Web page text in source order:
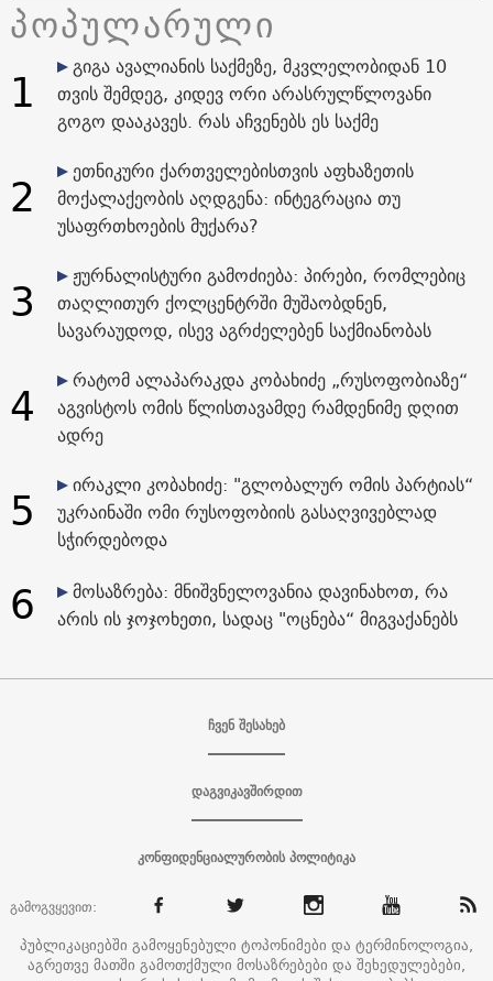
პოპულარული
1
გიგა ავალიანის საქმეზე, მკვლელობიდან 10
თვის შემდეგ, კიდევ ორი არასრულწლოვანი
გოგო დააკავეს. რას აჩვენებს ეს საქმე
2
ეთნიკური ქართველებისთვის აფხაზეთის
მოქალაქეობის აღდგენა: ინტეგრაცია თუ
უსაფრთხოების მუქარა?
3
ჟურნალისტური გამოძიება: პირები, რომლებიც
თაღლითურ ქოლცენტრში მუშაობდნენ,
სავარაუდოდ, ისევ აგრძელებენ საქმიანობას
4
რატომ ალაპარაკდა კობახიძე „რუსოფობიაზე“
აგვისტოს ომის წლისთავამდე რამდენიმე დღით
ადრე
5
ირაკლი კობახიძე: "გლობალურ ომის პარტიას“
უკრაინაში ომი რუსოფობიის გასაღვივებლად
სჭირდებოდა
6
მოსაზრება: მნიშვნელოვანია დავინახოთ, რა
არის ის ჯოჯოხეთი, სადაც "ოცნება“ მიგვაქანებს
ჩვენ შესახებ
დაგვიკავშირდით
კონფიდენციალურობის პოლიტიკა
გამოგვყევით:
პუბლიკაციებში გამოყენებული ტოპონიმები და ტერმინოლოგია,
აგრეთვე მათში გამოთქმული მოსაზრებები და შეხედულებები,